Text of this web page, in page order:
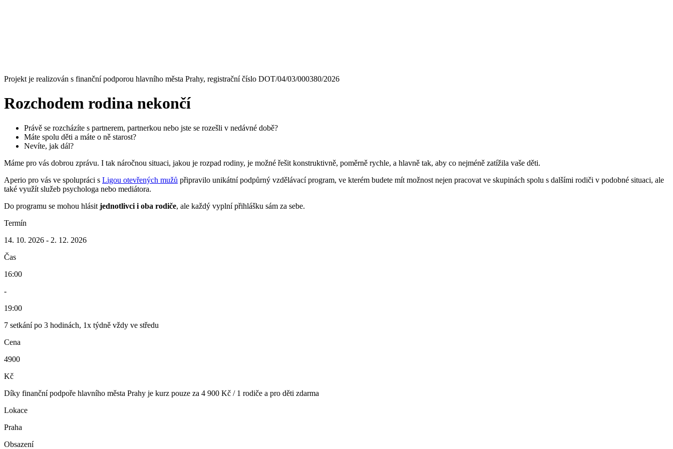
Projekt je realizován s finanční podporou hlavního města Prahy, registrační číslo DOT/04/03/000380/2026
Rozchodem rodina nekončí
Právě se rozcházíte s partnerem, partnerkou nebo jste se rozešli v nedávné době?
Máte spolu děti a máte o ně starost?
Nevíte, jak dál?
Máme pro vás dobrou zprávu. I tak náročnou situaci, jakou je rozpad rodiny, je možné řešit konstruktivně, poměrně rychle, a hlavně tak, aby co nejméně zatížila vaše děti.
Aperio pro vás ve spolupráci s Ligou otevřených mužů připravilo unikátní podpůrný vzdělávací program, ve kterém budete mít možnost nejen pracovat ve skupinách spolu s dalšími rodiči v podobné situaci, ale
také využít služeb psychologa nebo mediátora.
Do programu se mohou hlásit jednotlivci i oba rodiče, ale každý vyplní přihlášku sám za sebe.
Termín
14. 10. 2026 - 2. 12. 2026
Čas
16:00
-
19:00
7 setkání po 3 hodinách, 1x týdně vždy ve středu
Cena
4900
Kč
Díky finanční podpoře hlavního města Prahy je kurz pouze za 4 900 Kč / 1 rodiče a pro děti zdarma
Lokace
Praha
Obsazení